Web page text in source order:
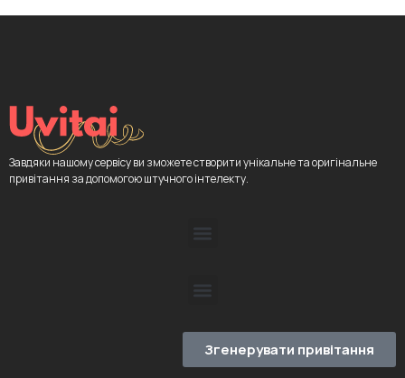
Завдяки нашому сервісу ви зможете створити унікальне та оригінальне
привітання за допомогою штучного інтелекту.
Згенерувати привітання